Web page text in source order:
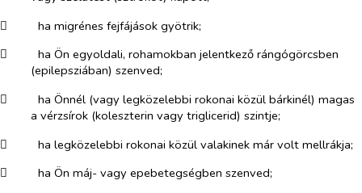
​
ha migrénes fejfájások gyötrik;
​
ha Ön egyoldali, rohamokban jelentkező rángógörcsben
(epilepsziában) szenved;
​
ha Önnél (vagy legközelebbi rokonai közül bárkinél) magas
a vérzsírok (koleszterin vagy triglicerid) szintje;
​
ha legközelebbi rokonai közül valakinek már volt mellrákja;
​
ha Ön máj- vagy epebetegségben szenved;